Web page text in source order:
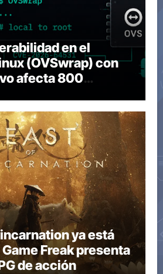
en el
(OVSwrap) con
afecta 800
ya está
Freak presenta
de acción